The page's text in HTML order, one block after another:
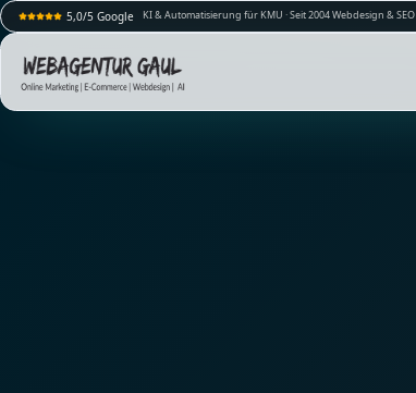
5,0/5 Google KI & Automatisierung für KMU · Seit 2004 Webdesign & SEO